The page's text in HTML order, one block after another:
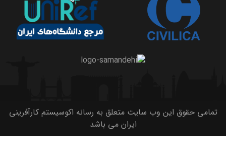
تمامی حقوق این وب سایت متعلق به رسانه اکوسیستم کارآفرینی
ایران می باشد